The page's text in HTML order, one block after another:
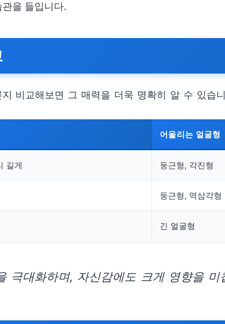
을 들입니다.
비교해보면 그 매력을 더욱 명확히 알 수 있습
어울리는 얼굴형
길게 둥근형, 각진형
둥근형, 역삼각형
긴 얼굴형
극대화하며, 자신감에도 크게 영향을 미